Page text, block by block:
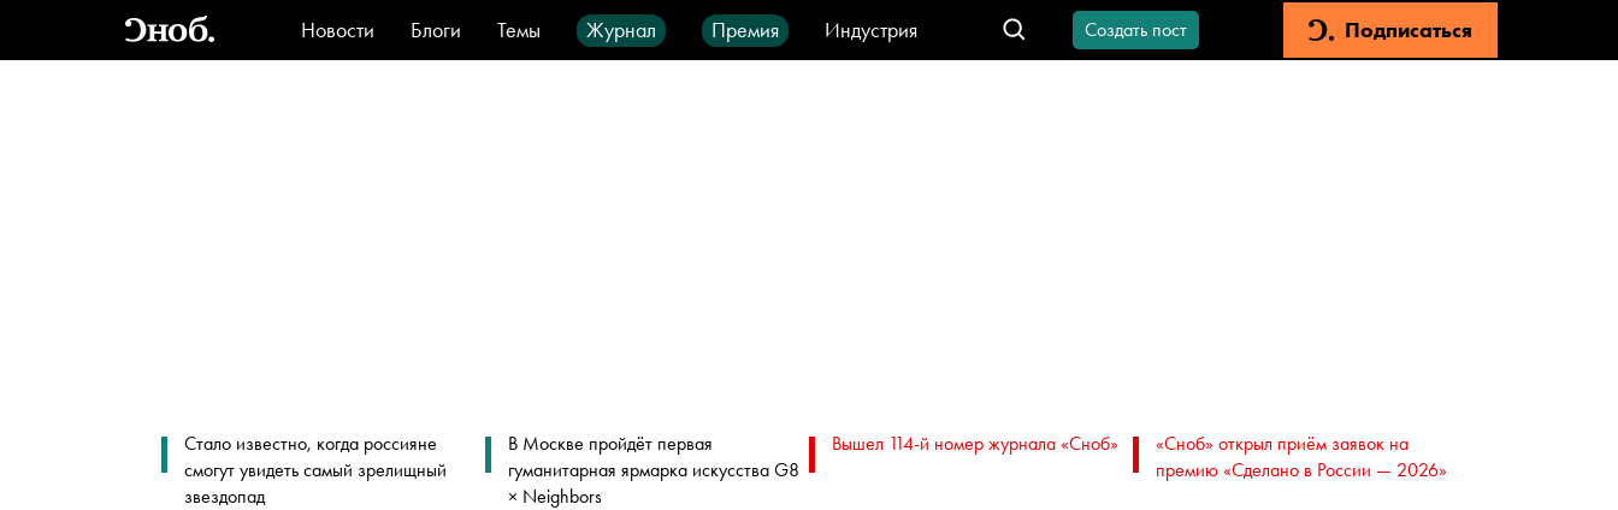
Новости Блоги Темы Журнал Премия
Индустрия
Стиль
Видео Город IT-продукты
Создать пост Подписаться
Стало известно, когда россияне
смогут увидеть самый зрелищный
звездопад
В Москве пройдёт первая
гуманитарная ярмарка искусства G8
× Neighbors
Вышел 114-й номер журнала «Сноб»
«Сноб» открыл приём заявок на
премию «Сделано в России — 2026»